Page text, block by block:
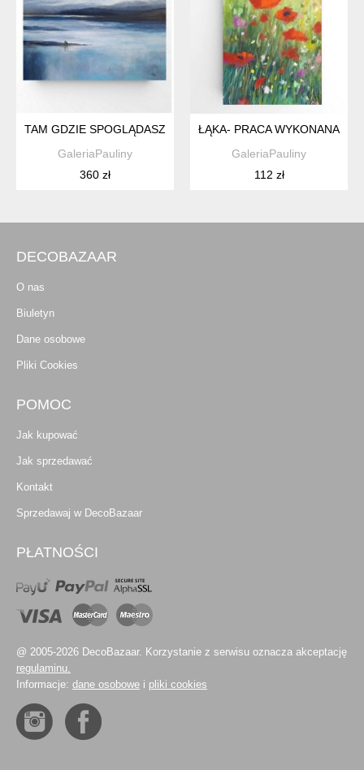
TAM GDZIE SPOGLĄDASZ-OBRAZ AKRYLOWY FORMATU 40/
GaleriaPauliny
360 zł
ŁĄKA- PRACA WYKONANA
GaleriaPauliny
112 zł
DECOBAZAAR
O nas
Biuletyn
Dane osobowe
Pliki Cookies
POMOC
Jak kupować
Jak sprzedawać
Kontakt
Sprzedawaj w DecoBazaar
PŁATNOŚCI
@ 2005-2026 DecoBazaar. Korzystanie z serwisu oznacza akceptację
regulaminu.
Informacje: dane osobowe i pliki cookies